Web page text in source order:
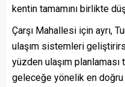
kentin tamamını birlikte
Çarşı Mahallesi için ayrı,
ulaşım sistemleri
yüzden ulaşım
geleceğe yönelik en doğru